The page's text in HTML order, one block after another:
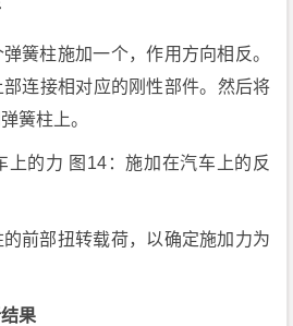
簧柱施加一个，作用方向相反。
连接相对应的刚性部件。然后将
簧柱上。
上的力 图14：施加在汽车上的反
的前部扭转载荷，以确定施加力为
果